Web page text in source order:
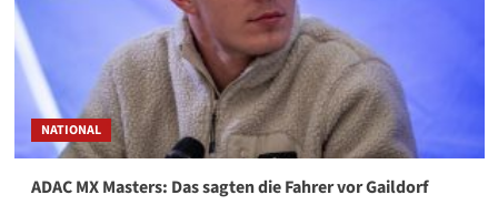
NATIONAL
ADAC MX Masters: Das sagten die Fahrer vor Gaildorf